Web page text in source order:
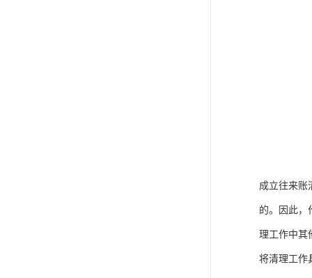
成立往来账
的。因此，
理工作中其
将清理工作